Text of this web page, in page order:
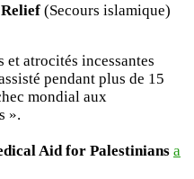
(Secours islamique)
atrocités incessantes
pendant plus de 15
mondial aux
».
Aid for Palestinians a